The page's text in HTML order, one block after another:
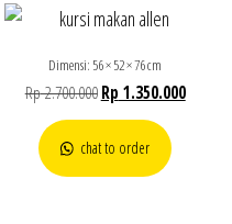
Dimensi: 56 × 52 × 76 cm
Rp2.700.000 Rp 1.350.000
chat to order